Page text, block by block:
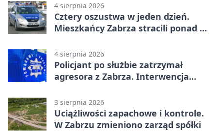
4 sierpnia 2026
Cztery oszustwa w jeden dzień.
Mieszkańcy Zabrza stracili ponad 6
4 sierpnia 2026
Policjant po służbie zatrzymał
agresora z Zabrza. Interwencja
3 sierpnia 2026
Uciążliwości zapachowe i kontrole.
W Zabrzu zmieniono zarząd spółki